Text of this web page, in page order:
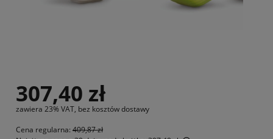
307,40 zł
zawiera 23% VAT, bez kosztów dostawy
Cena regularna: 409,87 zł